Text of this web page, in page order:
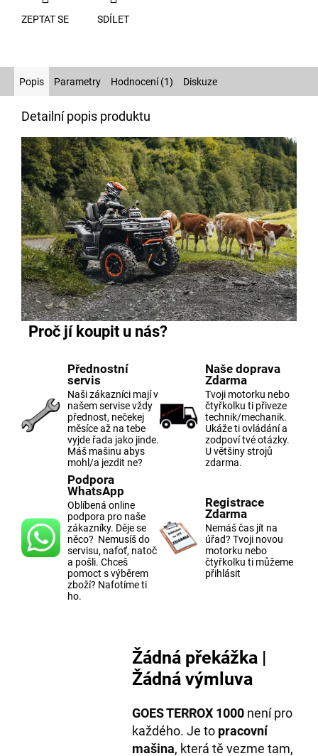
ZEPTAT SE SDÍLET
Popis Parametry Hodnocení (1) Diskuze
Detailní popis produktu
Proč jí koupit u nás?
Přednostní
servis
Naši zákazníci mají v
našem servise vždy
přednost, nečekej
měsíce až na tebe
vyjde řada jako jinde.
Máš mašinu abys
mohl/a jezdit ne?
Naše doprava
Zdarma
Tvoji motorku nebo
čtyřkolku ti přiveze
technik/mechanik.
Ukáže ti ovládání a
zodpoví tvé otázky.
U většiny strojů
zdarma.
Podpora
WhatsApp
Oblíbená online
podpora pro naše
zákazníky. Děje se
něco? Nemusíš do
servisu, nafoť, natoč
a pošli. Chceš
pomoct s výběrem
zboží? Nafotíme ti
ho.
Registrace
Zdarma
Nemáš čas jít na
úřad? Tvoji novou
motorku nebo
čtyřkolku ti můžeme
přihlásit
Žádná překážka |
Žádná výmluva
GOES TERROX 1000 není pro
každého. Je to pracovní
mašina, která tě vezme tam,